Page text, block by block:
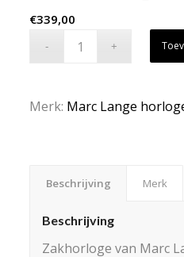
€339,00
Merk: Marc Lange
Beschrijving Merk
Beschrijving
Zakhorloge van Marc